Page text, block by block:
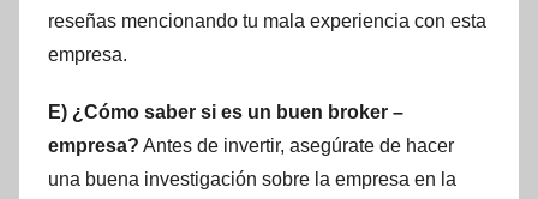
reseñas mencionando tu mala experiencia con esta
empresa.
E) ¿Cómo saber si es un buen broker –
empresa? Antes de invertir, asegúrate de hacer
una buena investigación sobre la empresa en la